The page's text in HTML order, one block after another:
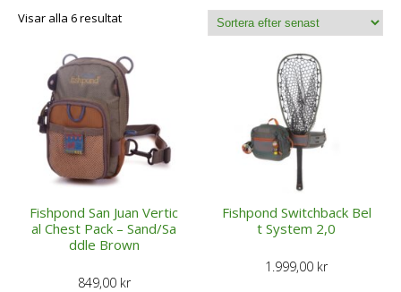
Visar alla 6 resultatSortera
Fishpond San Juan Vertic
al Chest Pack – Sand/Sa
ddle Brown
849,00 kr
Fishpond Switchback Bel
t System 2,0
1.999,00 kr